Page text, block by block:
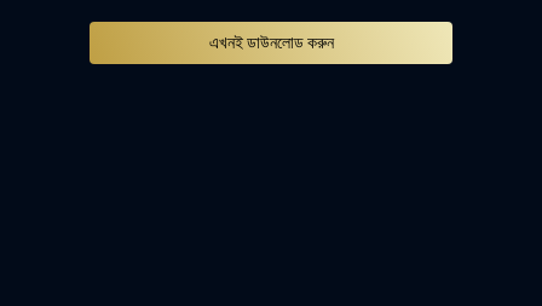
এখনই ডাউনলোড করুন